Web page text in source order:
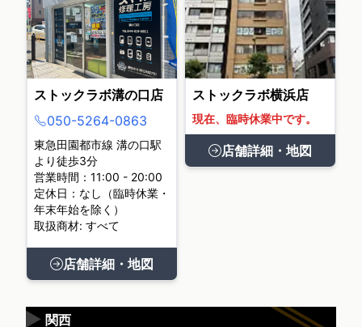
ストックラボ溝の口店
050-5264-0863
東急田園都市線 溝の口駅
より徒歩3分
営業時間：11:00 - 20:00
定休日：なし（臨時休業・
年末年始を除く）
取扱商材: すべて
店舗詳細・地図
ストックラボ横浜店
現在、臨時休業中です。
店舗詳細・地図
関西
▶